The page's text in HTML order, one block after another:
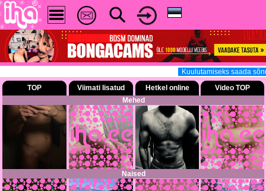
Kuulutamiseks saada
TOP
Viimati lisatud Hetkel online
Video TOP
Mehed
Naised